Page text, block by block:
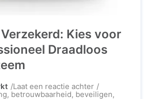
Kies voor
Draadloos
Laat een reactie achterop
Veiligheid
, betrouwbaarheid, beveiligen,